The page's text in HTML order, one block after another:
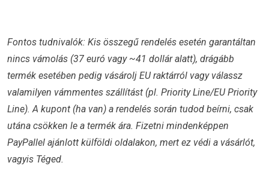
Fontos tudnivalók: Kis összegű rendelés esetén garantáltan
nincs vámolás (37 euró vagy ~41 dollár alatt), drágább
termék esetében pedig vásárolj EU raktárról vagy válassz
valamilyen vámmentes szállítást (pl. Priority Line/EU Priority
Line). A kupont (ha van) a rendelés során tudod beírni, csak
utána csökken le a termék ára. Fizetni mindenképpen
PayPallel ajánlott külföldi oldalakon, mert ez védi a vásárlót,
vagyis Téged.